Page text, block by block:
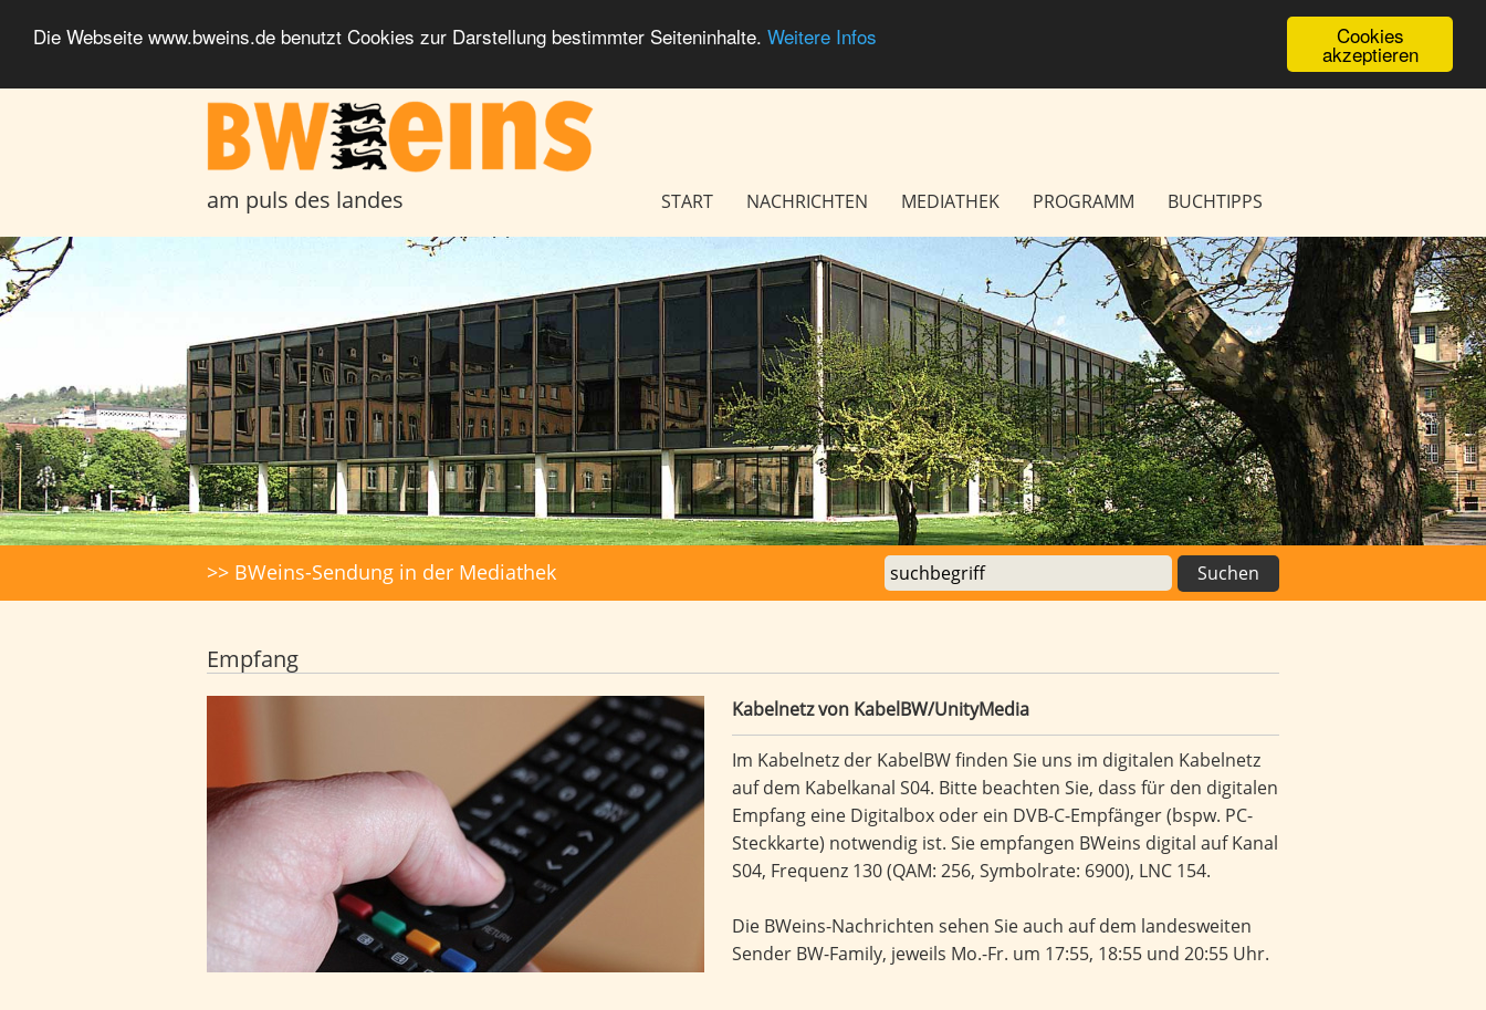
Cookies
akzeptieren
Die Webseite www.bweins.de benutzt Cookies zur Darstellung bestimmter Seiteninhalte. Weitere Infos
BWeins - Am Puls des Landes
am puls des landes Seitennavigation
START NACHRICHTEN MEDIATHEK PROGRAMM
BUCHTIPPS
Headerbilder
>> BWeins-Sendung in der Mediathek
Empfang
Kabelnetz von KabelBW/UnityMedia
Im Kabelnetz der KabelBW finden Sie uns im digitalen Kabelnetz
auf dem Kabelkanal S04. Bitte beachten Sie, dass für den digitalen
Empfang eine Digitalbox oder ein DVB-C-Empfänger (bspw. PC-
Steckkarte) notwendig ist. Sie empfangen BWeins digital auf Kanal
S04, Frequenz 130 (QAM: 256, Symbolrate: 6900), LNC 154.
Die BWeins-Nachrichten sehen Sie auch auf dem landesweiten
Sender BW-Family, jeweils Mo.-Fr. um 17:55, 18:55 und 20:55 Uhr.